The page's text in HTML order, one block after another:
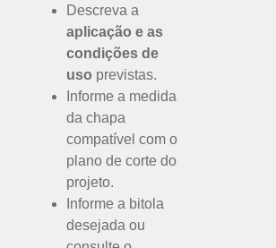
Descreva a
aplicação e as
condições de
uso previstas.
Informe a medida
da chapa
compatível com o
plano de corte do
projeto.
Informe a bitola
desejada ou